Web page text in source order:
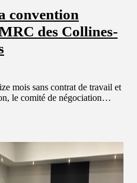
convention
des Collines-
mois sans contrat de travail et
le comité de négociation…